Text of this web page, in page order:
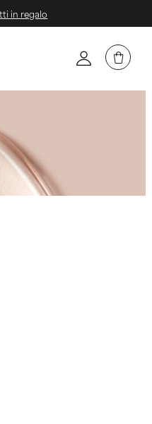
in regalo